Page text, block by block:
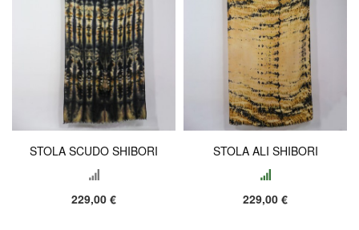
STOLA SCUDO SHIBORI
229,00 €
STOLA ALI SHIBORI
229,00 €